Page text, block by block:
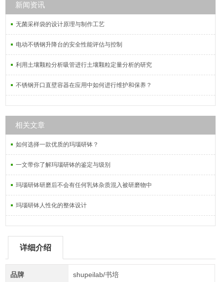
新闻资讯
无菌采样袋的设计原理与制作工艺
电动不锈钢升降台的安全性能评估与控制
利用土壤颗粒分析吸管进行土壤颗粒定量分析的研究
不锈钢开口直壁容器在应用中如何进行维护和保养？
相关文章
如何选择一款优质的玛瑙研钵？
一文带你了解玛瑙研钵的鉴定与级别
玛瑙研钵研磨后不会有任何乳钵杂质混入被研磨物中
玛瑙研钵人性化的整体设计
详细介绍
品牌 shupeilab/书培